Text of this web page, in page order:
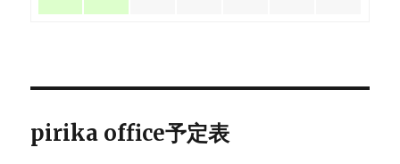
pirika office予定表